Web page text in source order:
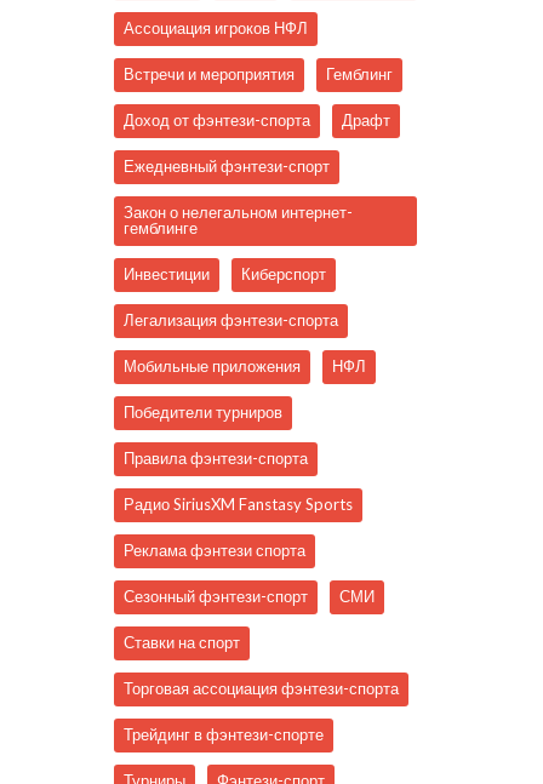
Ассоциация игроков НФЛ
Встречи и мероприятия Гемблинг
Доход от фэнтези-спорта Драфт
Ежедневный фэнтези-спорт
Закон о нелегальном интернет-
гемблинге
Инвестиции Киберспорт
Легализация фэнтези-спорта
Мобильные приложения НФЛ
Победители турниров
Правила фэнтези-спорта
Радио SiriusXM Fanstasy Sports
Реклама фэнтези спорта
Сезонный фэнтези-спорт СМИ
Ставки на спорт
Торговая ассоциация фэнтези-спорта
Трейдинг в фэнтези-спорте